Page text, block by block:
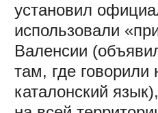
установил
использовали
Валенсии
там, где
каталонский